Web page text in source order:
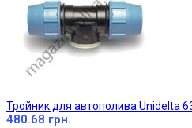
Тройник для автополива Unidelta
480.68 грн.